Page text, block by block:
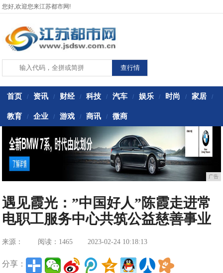
您好,欢迎您来江苏都市网!
首页 / 资讯 / 财经 / 科技 / 汽车 / 娱乐 / 时尚 / 家居 /
教育 / 企业 / 游戏 / 商讯 / 微商
广告
遇见霞光：”中国好人”陈霞走进常
电职工服务中心共筑公益慈善事业
来源： 阅读：1465 2023-02-24 10:18:13
分享：